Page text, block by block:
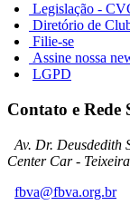
Legislação -
Diretório de
Filie-se
Assine nossa
LGPD
Contato e Rede
Av. Dr. Deusdedith
Center Car -
fbva@fbva.org.br